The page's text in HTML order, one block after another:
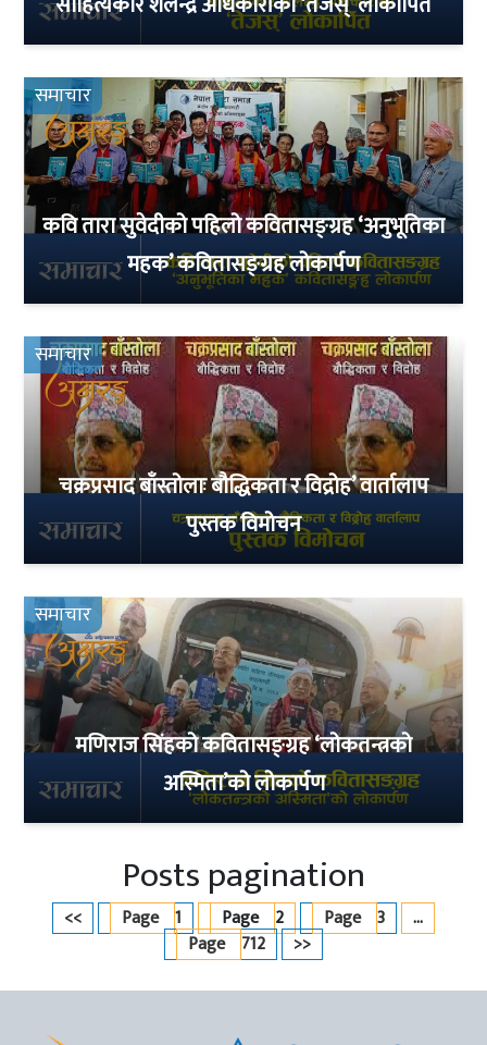
समाचार
कवि तारा सुवेदीको पहिलो कवितासङ्ग्रह ‘अनुभूतिका
महक’ कवितासङ्ग्रह लोकार्पण
समाचार
चक्रप्रसाद बाँस्तोलाः बौद्धिकता र विद्रोह’ वार्तालाप
पुस्तक विमोचन
समाचार
मणिराज सिंहको कवितासङ्ग्रह ‘लोकतन्त्रको
अस्मिता’को लोकार्पण
Posts pagination
<< Page 1 Page 2 Page 3
…
Page 712 >>